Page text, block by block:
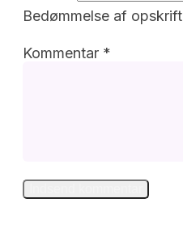
Bedømmelse af opskrift
Kommentar *